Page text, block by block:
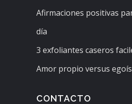
Afirmaciones positivas
día
3 exfoliantes caseros
Amor propio versus
CONTACTO